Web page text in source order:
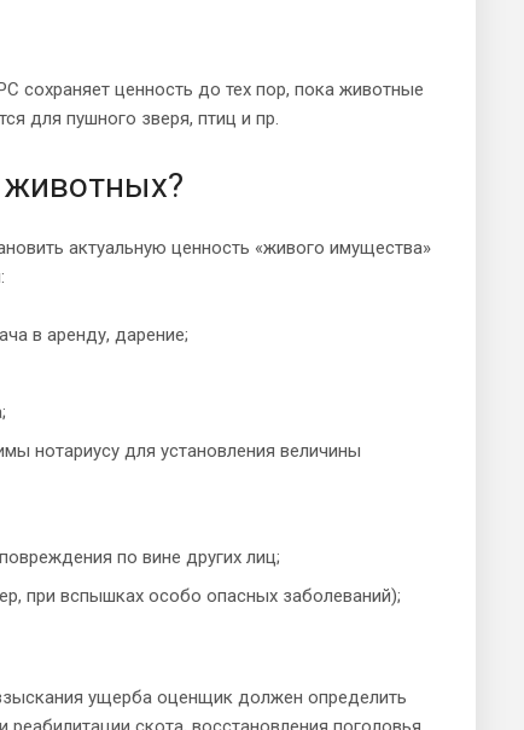
сохраняет ценность до тех пор, пока животные
для пушного зверя, птиц и пр.
животных?
актуальную ценность «живого имущества»
в аренду, дарение;
нотариусу для установления величины
по вине других лиц;
при вспышках особо опасных заболеваний);
ущерба оценщик должен определить